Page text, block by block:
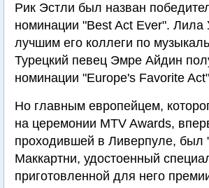
Рик Эстли был назван
номинации "Best Act Ever". Лила
лучшим его коллеги по
Турецкий певец Эмре Айдин
номинации "Europe's Favorite
Но главным европейцем,
на церемонии MTV Awards,
проходившей в Ливерпуле, был
Маккартни, удостоенный
приготовленной для него